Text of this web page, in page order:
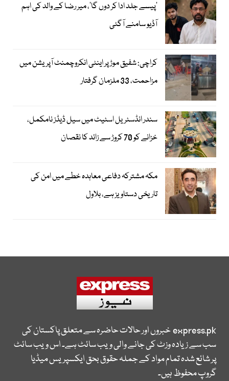
’پیسے جلد ادا کر دوں گا‘، میر رضا کے والد کی اہم
آڈیو سامنے آگئی
کراچی: شفیق موڑ پر اینٹی انکروچمنٹ آپریشن میں
مزاحمت، 33 ملزمان گرفتار
سندر انڈسٹریل اسٹیٹ میں سیل ڈیڈز نامکمل،
خزانے کو 70 کروڑ سے زائد کا نقصان
مکہ مشترکہ دفاعی معاہدہ خطے میں امن کی
تاریخی دستاویز ہے، بلاول
express.pkخبروں اور حالات حاضرہ سے متعلق پاکستان کی
سب سے زیادہ وزٹ کی جانے والی ویب سائٹ ہے۔ اس ویب سائٹ
پر شائع شدہ تمام مواد کے جملہ حقوق بحق ایکسپریس میڈیا
گروپ محفوظ ہیں۔